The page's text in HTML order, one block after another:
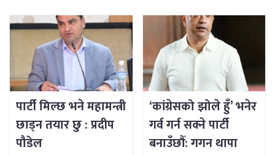
पार्टी मिल्छ भने महामन्त्री
छाड्न तयार छु : प्रदीप
पौडेल
‘कांग्रेसको झोले हुँ’ भनेर
गर्व गर्न सक्ने पार्टी
बनाउँछौँ: गगन थापा